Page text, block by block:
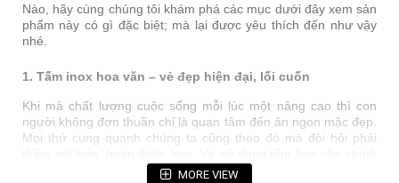
Nào, hãy cùng chúng tôi khám phá các mục dưới đây xem sản
phẩm này có gì đặc biệt; mà lại được yêu thích đến như vậy
nhé.
1. Tấm inox hoa văn – vẻ đẹp hiện đại, lối cuốn
Khi mà chất lượng cuộc sống mỗi lúc một nâng cao thì con
người không đơn thuần chỉ là quan tâm đến ăn ngon mặc đẹp.
Mọi thứ cung quanh chúng ta cũng theo đó mà đòi hỏi phải
là một nghệ thuật giúp các chủ đầu tư có được không gian cực
MORE VIEW